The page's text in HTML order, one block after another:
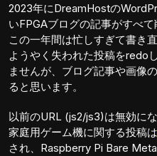
2023年にDreamHostの
いFPGAブログの記事がすべ
この一年間は忙しすぎて書き
ようやく失われた投稿をredo
ませんが、ブログ記事や画像
ると思います。
以前のURL (js2/js3)は無効に
家庭用ゲーム機に関する投稿は
され、Raspberry Pi Bare